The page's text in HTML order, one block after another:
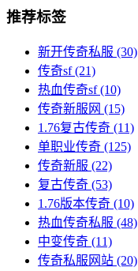
推荐标签
新开传奇私服 (30)
传奇sf(21)
热血传奇sf(10)
传奇新服网 (15)
1.76复古传奇 (11)
单职业传奇 (125)
传奇新服 (22)
复古传奇 (53)
1.76版本传奇 (10)
热血传奇私服 (48)
中变传奇 (11)
传奇私服网站 (20)